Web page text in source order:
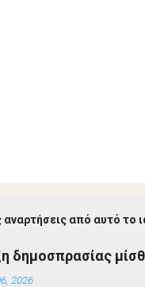
αναρτήσεις από αυτό το
δημοσπρασίας
2026